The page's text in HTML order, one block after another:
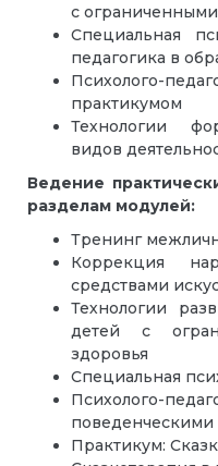
с
Специальная
педагогика в
Психолого-
практикумом
Технологии
видов
Ведение
разделам модулей:
Тренинг
Коррекция
средствами
Технологии
детей с
здоровья
Специальная
Психолого-
поведенческими
Практикум: